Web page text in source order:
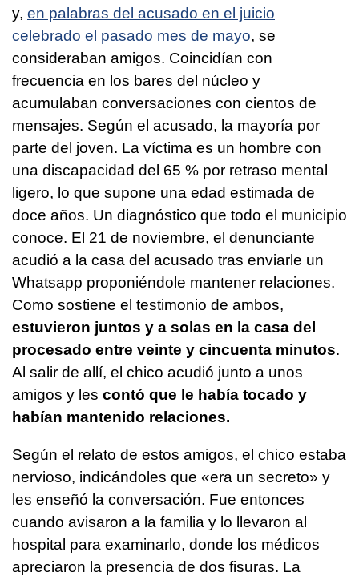
y, en palabras del acusado en el juicio
celebrado el pasado mes de mayo, se
consideraban amigos. Coincidían con
frecuencia en los bares del núcleo y
acumulaban conversaciones con cientos de
mensajes. Según el acusado, la mayoría por
parte del joven. La víctima es un hombre con
una discapacidad del 65 % por retraso mental
ligero, lo que supone una edad estimada de
doce años. Un diagnóstico que todo el municipio
conoce. El 21 de noviembre, el denunciante
acudió a la casa del acusado tras enviarle un
Whatsapp proponiéndole mantener relaciones.
Como sostiene el testimonio de ambos,
estuvieron juntos y a solas en la casa del
procesado entre veinte y cincuenta minutos.
Al salir de allí, el chico acudió junto a unos
amigos y les contó que le había tocado y
habían mantenido relaciones.
Según el relato de estos amigos, el chico estaba
nervioso, indicándoles que «era un secreto» y
les enseñó la conversación. Fue entonces
cuando avisaron a la familia y lo llevaron al
hospital para examinarlo, donde los médicos
apreciaron la presencia de dos fisuras. La